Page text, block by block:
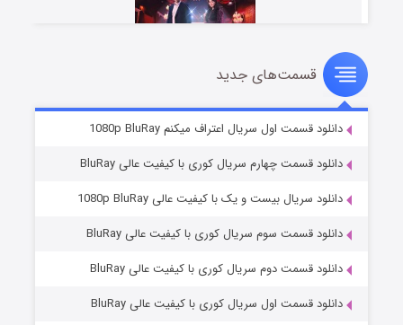
سریال زشت
قسمت۲ (زیرنویس) منتشر شد
مردگان متحرک: شهر مرده ۳
قسمت‌های جدید
دانلود قسمت اول سریال اعتراف میکنم 1080p BluRay
دانلود قسمت چهارم سریال کوری با کیفیت عالی BluRay
دانلود سریال بیست و یک با کیفیت عالی 1080p BluRay
دانلود قسمت سوم سریال کوری با کیفیت عالی BluRay
دانلود قسمت دوم سریال کوری با کیفیت عالی BluRay
دانلود قسمت اول سریال کوری با کیفیت عالی BluRay